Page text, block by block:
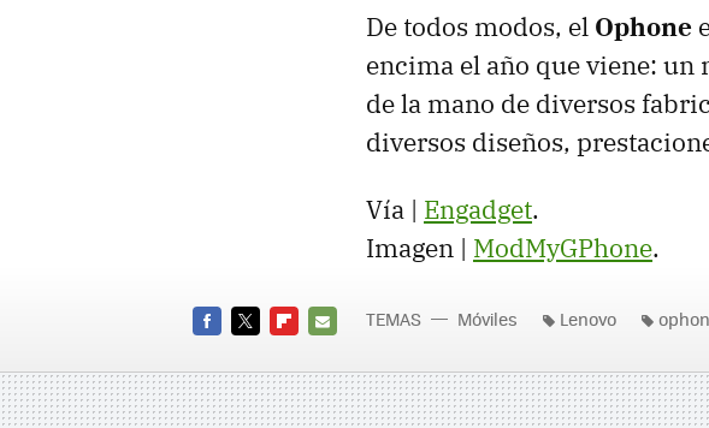
De todos modos, el Ophone
encima el año que viene:
de la mano de diversos
diversos diseños,
Vía | Engadget.
Imagen | ModMyGPhone.
MAIL
TEMAS Móviles Lenovo